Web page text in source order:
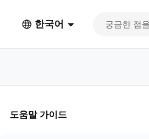
한국어
도움말 가이드